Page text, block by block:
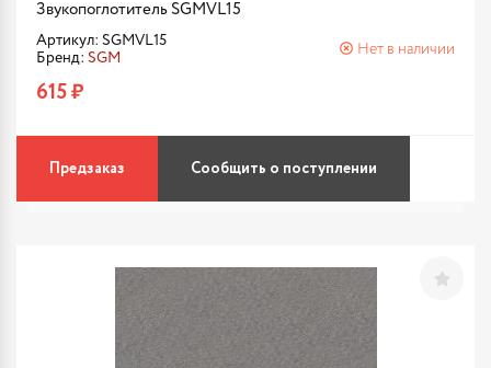
Звукопоглотитель SGMVL15
Артикул: SGMVL15
Бренд: SGM
Нет в наличии
615 ₽
Предзаказ Сообщить о поступлении